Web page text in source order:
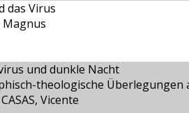
das Virus
Magnus
und dunkle Nacht
theologische Überlegungen
Vicente